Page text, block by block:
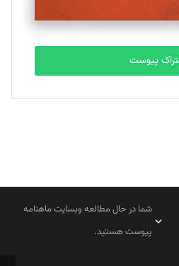
پیوست
شما در حال مطالعه وبسایت ماهنامه
پیوست هستید.